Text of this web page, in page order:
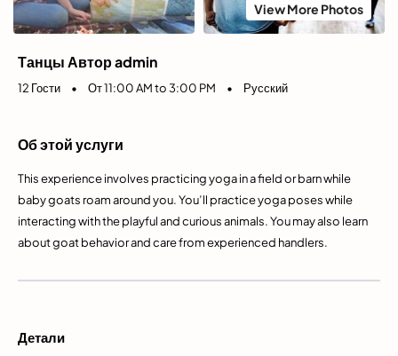
View More Photos
Танцы Автор admin
12 Гости • От 11:00 AM to 3:00 PM • Русский
Об этой услуги
This experience involves practicing yoga in a field or barn while
baby goats roam around you. You’ll practice yoga poses while
interacting with the playful and curious animals. You may also learn
about goat behavior and care from experienced handlers.
Детали